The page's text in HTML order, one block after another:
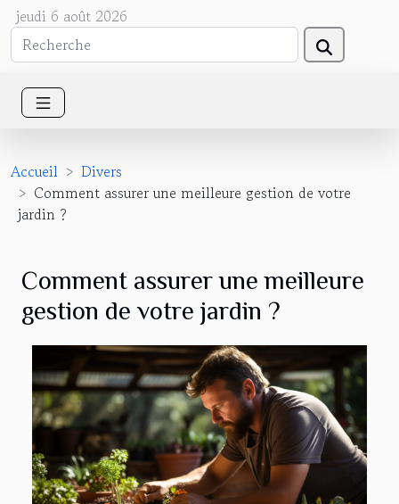
jeudi 6 août 2026
Accueil
Divers
Comment assurer une meilleure gestion de votre
jardin ?
Comment assurer une meilleure
gestion de votre jardin ?